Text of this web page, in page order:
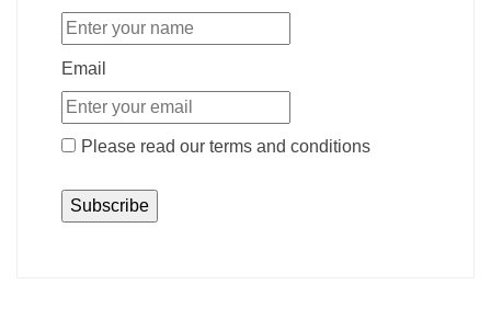
Email
Please read our terms and conditions